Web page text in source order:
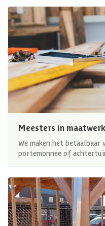
Meesters in maatwerk
We maken het
portemonnee of